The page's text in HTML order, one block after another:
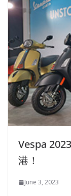
Vespa
港！
June 3, 2023